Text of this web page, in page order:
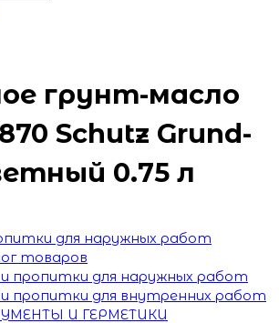
грунт-масло
Schutz Grund-
0.75 л
для наружных работ
товаров
пропитки для наружных работ
пропитки для внутренних работ
И ГЕРМЕТИКИ